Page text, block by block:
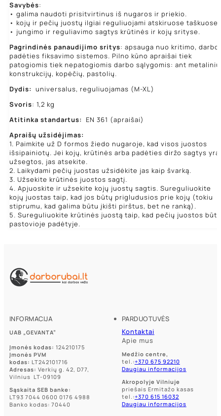
Savybės:
• galima naudoti prisitvirtinus iš nugaros ir priekio.
• kojų ir pečių juostų ilgiai reguliuojami atskiruose taškuose.
• jungimo ir reguliavimo sagtys krūtinės ir kojų srityse.
Pagrindinės panaudijimo sritys: apsauga nuo kritimo, darbo
padėties fiksavimo sistemos. Pilno kūno apraišai tiek
patogiomis tiek nepatogiomis darbo sąlygomis: ant metalinių
konstrukcijų, kopėčių, pastolių.
Dydis: universalus, reguliuojamas (M-XL)
Svoris: 1,2 kg
Atitinka standartus: EN 361 (apraišai)
Apraišų užsidėjimas:
1. Paimkite už D formos žiedo nugaroje, kad visos juostos
išsipainiotų. Jei kojų, krūtinės arba padėties diržo sagtys yra
užsegtos, jas atsekite.
2. Laikydami pečių juostas užsidėkite jas kaip švarką.
3. Užsekite krūtinės juostos sagtį.
4. Apjuoskite ir užsekite kojų juostų sagtis. Sureguliuokite
kojų juostas taip, kad jos būtų prigludusios prie kojų (tokiu
stiprumu, kad galima būtu įkišti pirštus, bet ne ranką).
5. Sureguliuokite krūtinės juostą taip, kad pečių juostos būtų
pastovioje padėtyje.
INFORMACIJA
UAB „GEVANTA”
Įmonės kodas: 124210175
Įmonės PVM
kodas: LT242101716
Adresas: Verkių g. 42, D77,
Vilnius LT-09109
Sąskaita SEB banke:
LT93 7044 0600 0176 4988
Banko kodas: 70440
PARDUOTUVĖS
Kontaktai
Apie mus
Medžio centre,
tel.:+370 675 92210
Daugiau informacijos
Akropolyje Vilniuje
priešais Ermitažo kasas
tel.:+370 615 16032
Daugiau informacijos